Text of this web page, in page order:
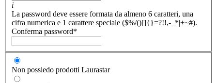
i
La password deve essere formata da almeno 6 caratteri, una
cifra numerica e 1 carattere speciale ($%/()[]{}=?!!,-_*|+~#).
Conferma password*
Non possiedo prodotti Laurastar